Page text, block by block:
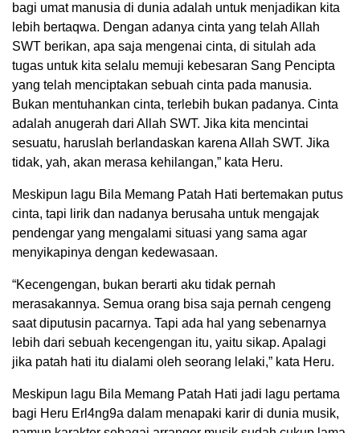
bagi umat manusia di dunia adalah untuk menjadikan kita
lebih bertaqwa. Dengan adanya cinta yang telah Allah
SWT berikan, apa saja mengenai cinta, di situlah ada
tugas untuk kita selalu memuji kebesaran Sang Pencipta
yang telah menciptakan sebuah cinta pada manusia.
Bukan mentuhankan cinta, terlebih bukan padanya. Cinta
adalah anugerah dari Allah SWT. Jika kita mencintai
sesuatu, haruslah berlandaskan karena Allah SWT. Jika
tidak, yah, akan merasa kehilangan,” kata Heru.
Meskipun lagu Bila Memang Patah Hati bertemakan putus
cinta, tapi lirik dan nadanya berusaha untuk mengajak
pendengar yang mengalami situasi yang sama agar
menyikapinya dengan kedewasaan.
“Kecengengan, bukan berarti aku tidak pernah
merasakannya. Semua orang bisa saja pernah cengeng
saat diputusin pacarnya. Tapi ada hal yang sebenarnya
lebih dari sebuah kecengengan itu, yaitu sikap. Apalagi
jika patah hati itu dialami oleh seorang lelaki,” kata Heru.
Meskipun lagu Bila Memang Patah Hati jadi lagu pertama
bagi Heru Erl4ng9a dalam menapaki karir di dunia musik,